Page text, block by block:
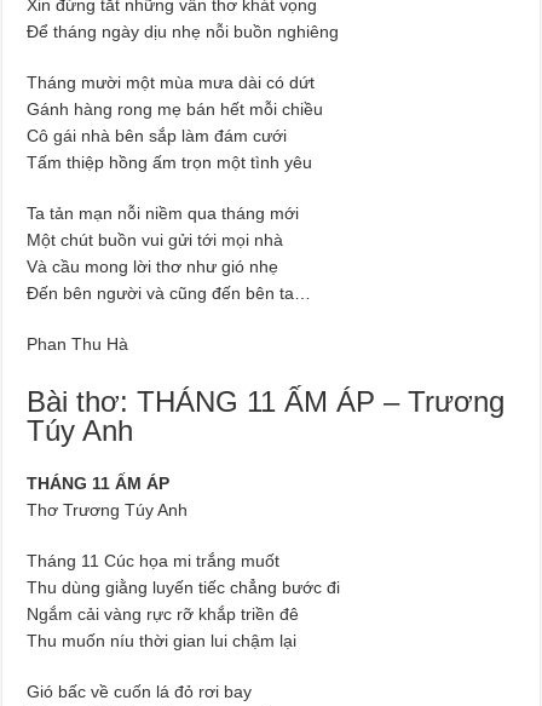
Xin đừng tắt những vần thơ khát vọng
Để tháng ngày dịu nhẹ nỗi buồn nghiêng
Tháng mười một mùa mưa dài có dứt
Gánh hàng rong mẹ bán hết mỗi chiều
Cô gái nhà bên sắp làm đám cưới
Tấm thiệp hồng ấm trọn một tình yêu
Ta tản mạn nỗi niềm qua tháng mới
Một chút buồn vui gửi tới mọi nhà
Và cầu mong lời thơ như gió nhẹ
Đến bên người và cũng đến bên ta…
Phan Thu Hà
Bài thơ: THÁNG 11 ẤM ÁP – Trương
Túy Anh
THÁNG 11 ẤM ÁP
Thơ Trương Túy Anh
Tháng 11 Cúc họa mi trắng muốt
Thu dùng giằng luyến tiếc chẳng bước đi
Ngắm cải vàng rực rỡ khắp triền đê
Thu muốn níu thời gian lui chậm lại
Gió bấc về cuốn lá đỏ rơi bay